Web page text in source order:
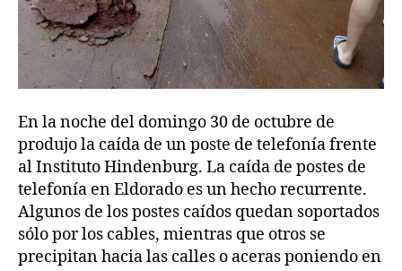
En la noche del domingo 30 de octubre de
produjo la caída de un poste de telefonía frente
al Instituto Hindenburg. La caída de postes de
telefonía en Eldorado es un hecho recurrente.
Algunos de los postes caídos quedan soportados
sólo por los cables, mientras que otros se
precipitan hacia las calles o aceras poniendo en